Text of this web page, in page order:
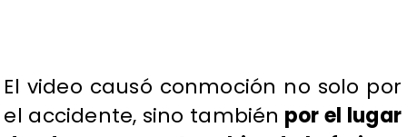
El video causó conmoción no solo por
el accidente, sino también por el lugar